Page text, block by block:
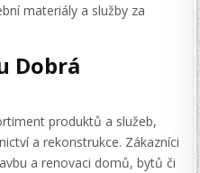
materiály a služby za
Dobrá
produktů a služeb,
a rekonstrukce. Zákazníci
a renovaci domů, bytů či